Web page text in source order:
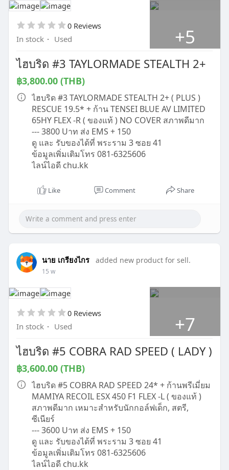
+5
0 Reviews
In stock · Used
ไฮบริด #3 TAYLORMADE STEALTH 2+
฿3,800.00 (THB)
ไฮบริด #3 TAYLORMADE STEALTH 2+ ( PLUS )
RESCUE 19.5* + ก้าน TENSEI BLUE AV LIMITED
65HY FLEX -R ( ของแท้ ) NO COVER สภาพดีมาก
--- 3800 Uาท ส่ง EMS + 150
ดู และ รับของได้ที่ พระราม 3 ซอย 41
ข้อมูลเพิ่มเติมโทร 081-6325606
ไลน์ไอดี chu.kk
Like Comment Share
นาย เกรียงไกร added new product for sell.
15 w
+7
0 Reviews
In stock · Used
ไฮบริด #5 COBRA RAD SPEED ( LADY )
฿3,600.00 (THB)
ไฮบริด #5 COBRA RAD SPEED 24* + ก้านพรีเมี่ยม
MAMIYA RECOIL ESX 450 F1 FLEX -L ( ของแท้ )
สภาพดีมาก เหมาะสำหรับนักกอล์ฟเด็ก, สตรี,
ซีเนียร์
--- 3600 Uาท ส่ง EMS + 150
ดู และ รับของได้ที่ พระราม 3 ซอย 41
ข้อมูลเพิ่มเติมโทร 081-6325606
ไลน์ไอดี chu.kk